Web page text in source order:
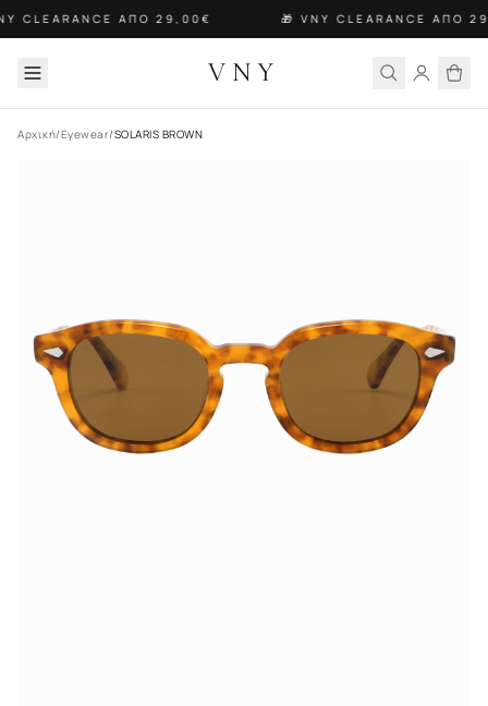
CLEARANCE ΑΠΟ 29,00€ 🎁 VNY CLEARANCE ΑΠΟ
VNY
Αρχική/Eyewear/SOLARIS BROWN